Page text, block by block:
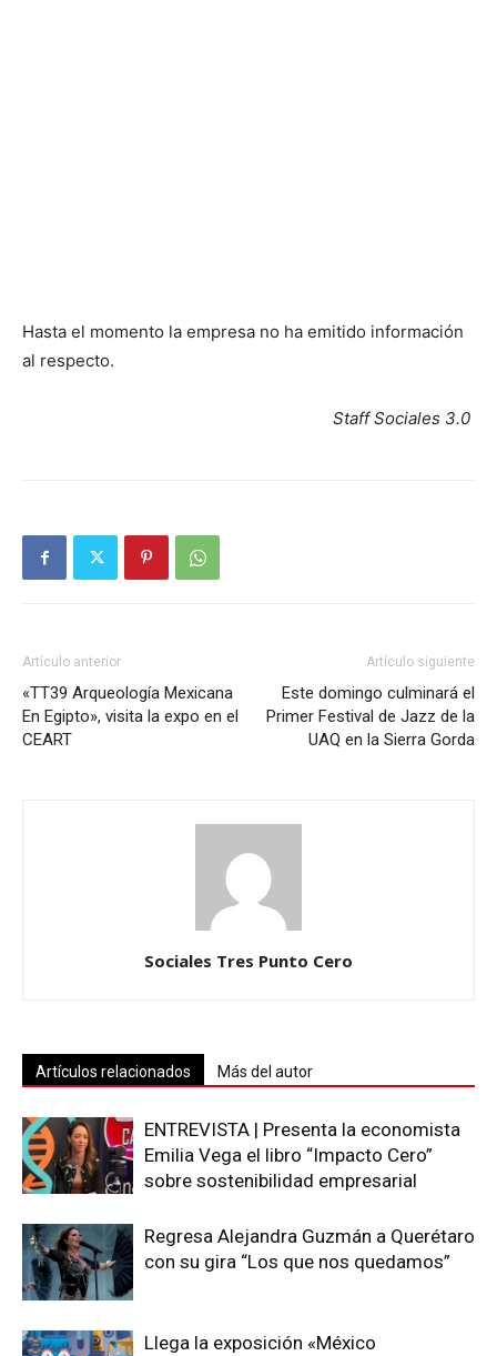
Hasta el momento la empresa no ha emitido información
al respecto.
Staff Sociales 3.0
Artículo anterior
«TT39 Arqueología Mexicana
En Egipto», visita la expo en el
CEART
Artículo siguiente
Este domingo culminará el
Primer Festival de Jazz de la
UAQ en la Sierra Gorda
Sociales Tres Punto Cero
Artículos relacionados Más del autor
ENTREVISTA | Presenta la economista
Emilia Vega el libro “Impacto Cero”
sobre sostenibilidad empresarial
Regresa Alejandra Guzmán a Querétaro
con su gira “Los que nos quedamos”
Llega la exposición «México